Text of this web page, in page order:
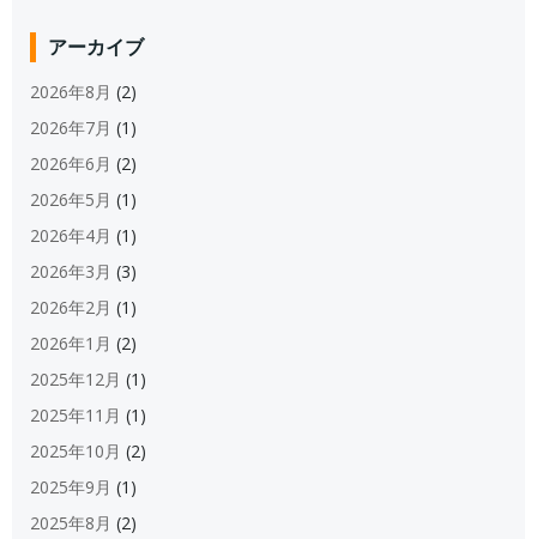
アーカイブ
2026年8月 (2)
2026年7月 (1)
2026年6月 (2)
2026年5月 (1)
2026年4月 (1)
2026年3月 (3)
2026年2月 (1)
2026年1月 (2)
2025年12月 (1)
2025年11月 (1)
2025年10月 (2)
2025年9月 (1)
2025年8月 (2)